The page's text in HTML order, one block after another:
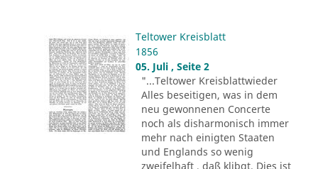
Teltower Kreisblatt
1856
05. Juli , Seite 2
"...Teltower Kreisblattwieder
Alles beseitigen, was in dem
neu gewonnenen Concerte
noch als disharmonisch immer
mehr nach einigten Staaten
und Englands so wenig
zweifelhaft , daß klibgt. Dies ist